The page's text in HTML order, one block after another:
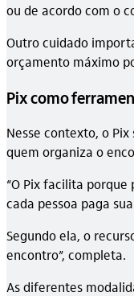
ou de acordo com o
Outro cuidado
orçamento máximo
Pix como
Nesse contexto, o
quem organiza o
“O Pix facilita
cada pessoa paga
Segundo ela, o
encontro”, completa.
As diferentes